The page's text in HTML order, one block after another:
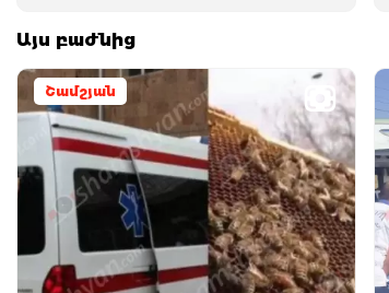
Այս բաժնից
Շամշյան